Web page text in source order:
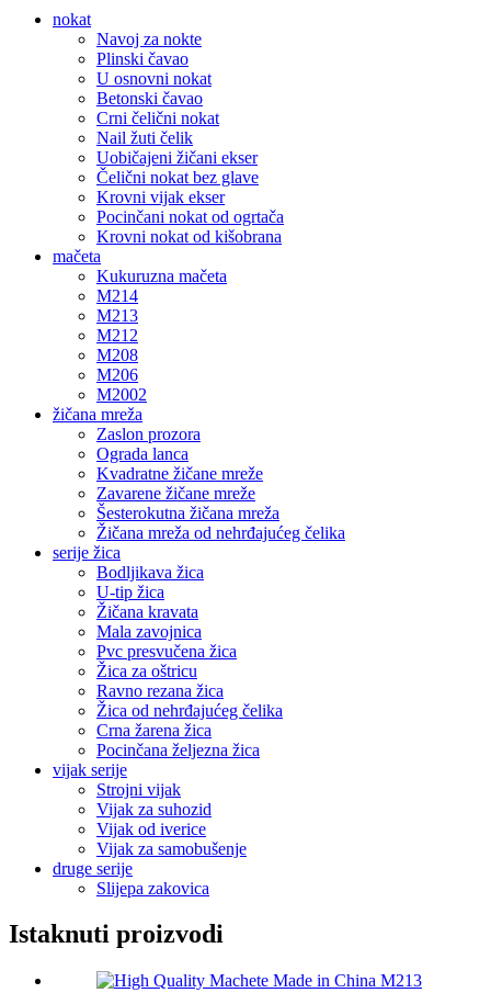
nokat
Navoj za nokte
Plinski čavao
U osnovni nokat
Betonski čavao
Crni čelični nokat
Nail žuti čelik
Uobičajeni žičani ekser
Čelični nokat bez glave
Krovni vijak ekser
Pocinčani nokat od ogrtača
Krovni nokat od kišobrana
mačeta
Kukuruzna mačeta
M214
M213
M212
M208
M206
M2002
žičana mreža
Zaslon prozora
Ograda lanca
Kvadratne žičane mreže
Zavarene žičane mreže
Šesterokutna žičana mreža
Žičana mreža od nehrđajućeg čelika
serije žica
Bodljikava žica
U-tip žica
Žičana kravata
Mala zavojnica
Pvc presvučena žica
Žica za oštricu
Ravno rezana žica
Žica od nehrđajućeg čelika
Crna žarena žica
Pocinčana željezna žica
vijak serije
Strojni vijak
Vijak za suhozid
Vijak od iverice
Vijak za samobušenje
druge serije
Slijepa zakovica
Istaknuti proizvodi